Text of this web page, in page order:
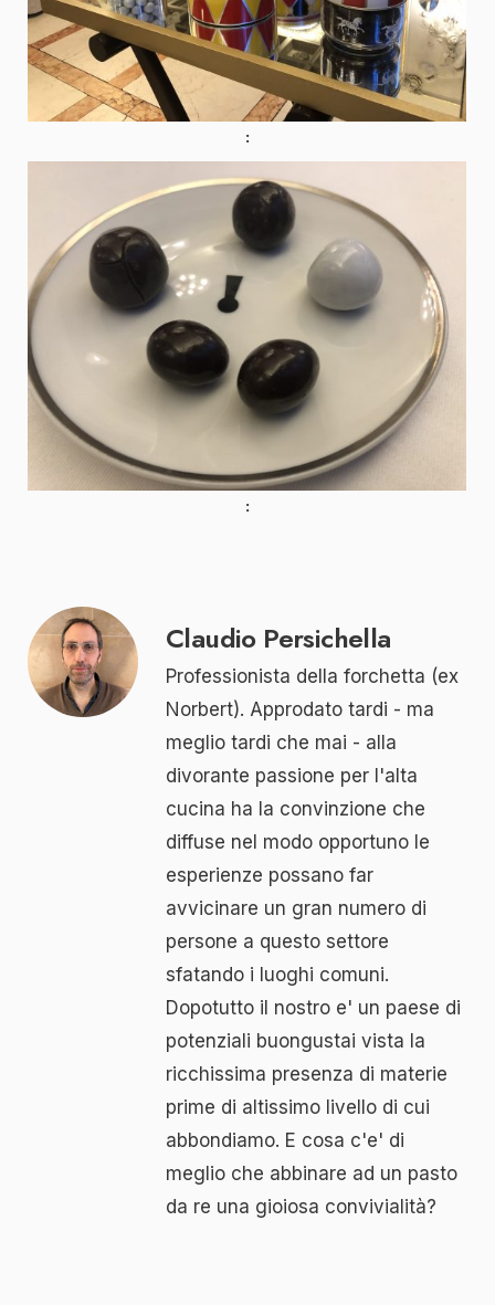
Claudio Persichella
Professionista della forchetta (ex
Norbert). Approdato tardi - ma
meglio tardi che mai - alla
divorante passione per l'alta
cucina ha la convinzione che
diffuse nel modo opportuno le
esperienze possano far
avvicinare un gran numero di
persone a questo settore
sfatando i luoghi comuni.
Dopotutto il nostro e' un paese di
potenziali buongustai vista la
ricchissima presenza di materie
prime di altissimo livello di cui
abbondiamo. E cosa c'e' di
meglio che abbinare ad un pasto
da re una gioiosa convivialità?